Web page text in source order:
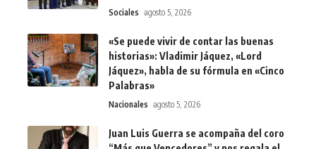
Sociales agosto 5, 2026
«Se puede vivir de contar las buenas
historias»: Vladimir Jáquez, «Lord
Jáquez», habla de su fórmula en «Cinco
Palabras»
Nacionales agosto 5, 2026
Juan Luis Guerra se acompaña del coro